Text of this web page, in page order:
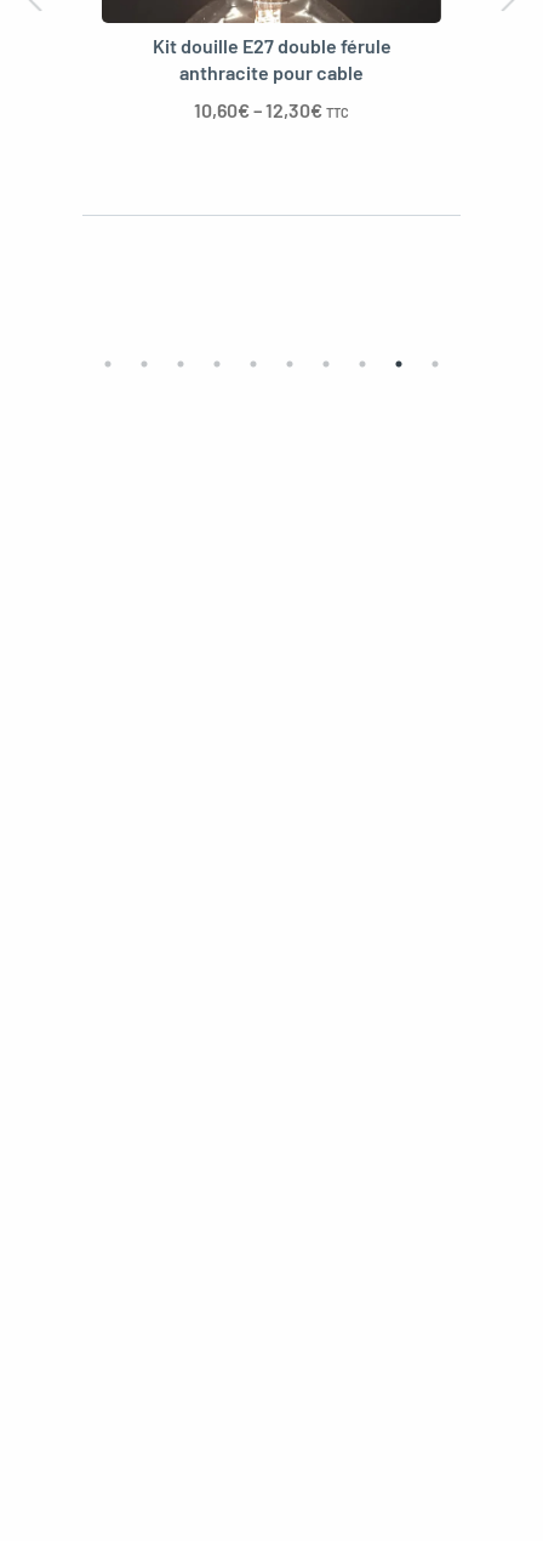
Kit douille E27 double férule
anthracite pour cable
10,60€–12,30€ TTC